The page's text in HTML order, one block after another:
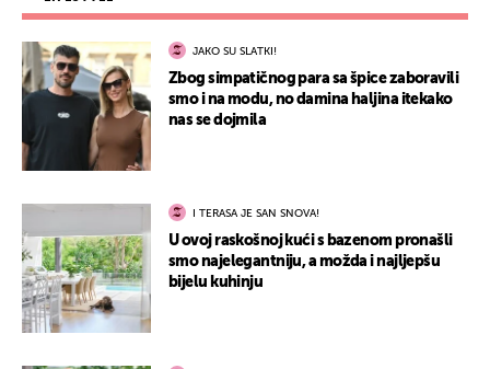
JAKO SU SLATKI!
Zbog simpatičnog para sa špice zaboravili
smo i na modu, no damina haljina itekako
nas se dojmila
I TERASA JE SAN SNOVA!
U ovoj raskošnoj kući s bazenom pronašli
smo najelegantniju, a možda i najljepšu
bijelu kuhinju